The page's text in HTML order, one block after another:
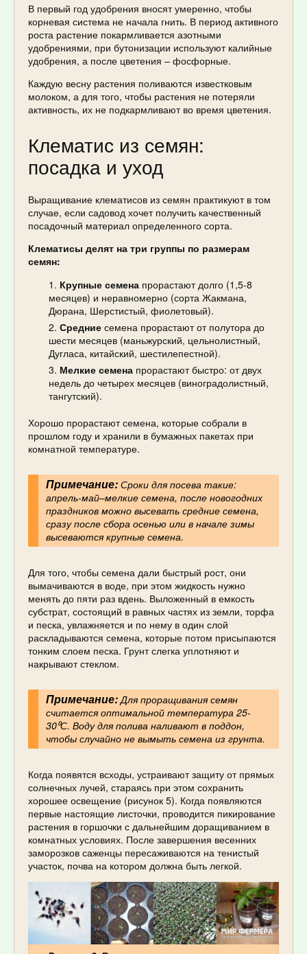
В первый год удобрения вносят умеренно, чтобы
корневая система не начала гнить. В период активного
роста растение покармливается азотными
удобрениями, при бутонизации используют калийные
удобрения, а после цветения – фосфорные.
Каждую весну растения поливаются известковым
молоком, а для того, чтобы растения не потеряли
активность, их не подкармливают во время цветения.
Клематис из семян:
посадка и уход
Выращивание клематисов из семян практикуют в том
случае, если садовод хочет получить качественный
посадочный материал определенного сорта.
Клематисы делят на три группы по размерам
семян:
Крупные семена прорастают долго (1,5-8
месяцев) и неравномерно (сорта Жакмана,
Дюрана, Шерстистый, фиолетовый).
Средние семена прорастают от полутора до
шести месяцев (маньжурский, цельнолистный,
Дугласа, китайский, шестилепестной).
Мелкие семена прорастают быстро: от двух
недель до четырех месяцев (виноградолистный,
тангутский).
Хорошо прорастают семена, которые собрали в
прошлом году и хранили в бумажных пакетах при
комнатной температуре.
Примечание:Сроки для посева такие:
апрель-май–мелкие семена, после новогодних
праздников можно высевать средние семена,
сразу после сбора осенью или в начале зимы
высеваются крупные семена.
Для того, чтобы семена дали быстрый рост, они
вымачиваются в воде, при этом жидкость нужно
менять до пяти раз вдень. Выложенный в емкость
субстрат, состоящий в равных частях из земли, торфа
и песка, увлажняется и по нему в один слой
раскладываются семена, которые потом присыпаются
тонким слоем песка. Грунт слегка уплотняют и
накрывают стеклом.
Примечание:Для проращивания семян
считается оптимальной температура 25-
30⁰С. Воду для полива наливают в поддон,
чтобы случайно не вымыть семена из грунта.
Когда появятся всходы, устраивают защиту от прямых
солнечных лучей, стараясь при этом сохранить
хорошее освещение (рисунок 5). Когда появляются
первые настоящие листочки, проводится пикирование
растения в горшочки с дальнейшим доращиванием в
комнатных условиях. После завершения весенних
заморозков саженцы пересаживаются на тенистый
участок, почва на котором должна быть легкой.